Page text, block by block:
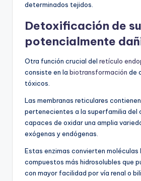
determinados tejidos.
Detoxificación de
potencialmente
Otra función crucial del retículo
consiste en la biotransformación de
tóxicos.
Las membranas reticulares
pertenecientes a la superfamilia del
capaces de oxidar una amplia
exógenas y endógenas.
Estas enzimas convierten moléculas
compuestos más hidrosolubles que
con mayor facilidad por vía renal o